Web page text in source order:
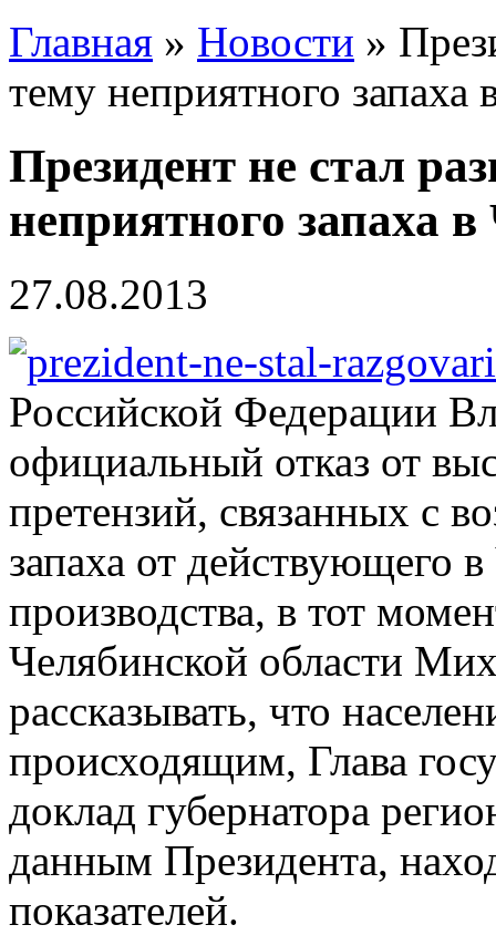
Главная » Новости »
тему неприятного запаха
Президент не стал
неприятного запаха
27.08.2013
Российской Федерации
официальный отказ от
претензий, связанных с
запаха от действующего
производства, в тот
Челябинской области
рассказывать, что
происходящим, Глава
доклад губернатора
данным Президента,
показателей.